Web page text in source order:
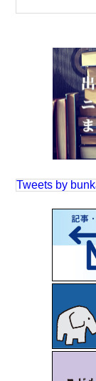
Tweets by